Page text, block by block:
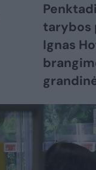
tarybos
Ignas